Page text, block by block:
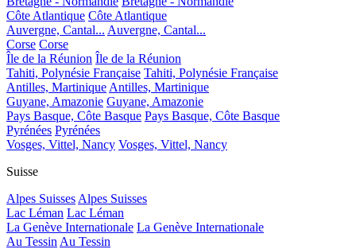
Côte Atlantique Côte Atlantique
Auvergne, Cantal... Auvergne, Cantal...
Corse Corse
Île de la Réunion Île de la Réunion
Tahiti, Polynésie Française Tahiti, Polynésie Française
Antilles, Martinique Antilles, Martinique
Guyane, Amazonie Guyane, Amazonie
Pays Basque, Côte Basque Pays Basque, Côte Basque
Pyrénées Pyrénées
Vosges, Vittel, Nancy Vosges, Vittel, Nancy
Suisse
Alpes Suisses Alpes Suisses
Lac Léman Lac Léman
La Genève Internationale La Genève Internationale
Au Tessin Au Tessin